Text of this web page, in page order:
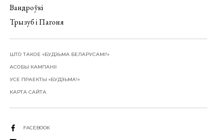
Вандроўкі
Трызуб і Пагоня
ШТО ТАКОЕ «БУДЗЬМА БЕЛАРУСАМІ!»
АСОБЫ КАМПАНІІ
УСЕ ПРАЕКТЫ «БУДЗЬМА!»
КАРТА САЙТА
FACEBOOK